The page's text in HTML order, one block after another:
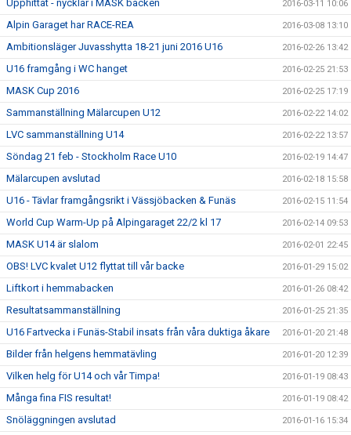
Upphittat - nycklar i MASK backen 2016-03-11 10:06
Alpin Garaget har RACE-REA 2016-03-08 13:10
Ambitionsläger Juvasshytta 18-21 juni 2016 U16 2016-02-26 13:42
U16 framgång i WC hanget 2016-02-25 21:53
MASK Cup 2016 2016-02-25 17:19
Sammanställning Mälarcupen U12 2016-02-22 14:02
LVC sammanställning U14 2016-02-22 13:57
Söndag 21 feb - Stockholm Race U10 2016-02-19 14:47
Mälarcupen avslutad 2016-02-18 15:58
U16 - Tävlar framgångsrikt i Vässjöbacken & Funäs 2016-02-15 11:54
World Cup Warm-Up på Alpingaraget 22/2 kl 17 2016-02-14 09:53
MASK U14 är slalom 2016-02-01 22:45
OBS! LVC kvalet U12 flyttat till vår backe 2016-01-29 15:02
Liftkort i hemmabacken 2016-01-26 08:42
Resultatsammanställning 2016-01-25 21:35
U16 Fartvecka i Funäs-Stabil insats från våra duktiga åkare 2016-01-20 21:48
Bilder från helgens hemmatävling 2016-01-20 12:39
Vilken helg för U14 och vår Timpa! 2016-01-19 08:43
Många fina FIS resultat! 2016-01-19 08:42
Snöläggningen avslutad 2016-01-16 15:34